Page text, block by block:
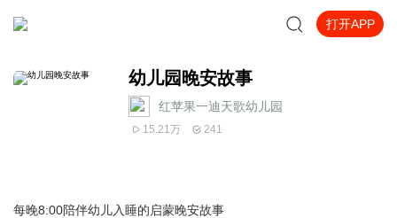
打开APP
幼儿园晚安故事
红苹果一迪天歌幼儿园
15.21万 241
每晚8:00陪伴幼儿入睡的启蒙晚安故事